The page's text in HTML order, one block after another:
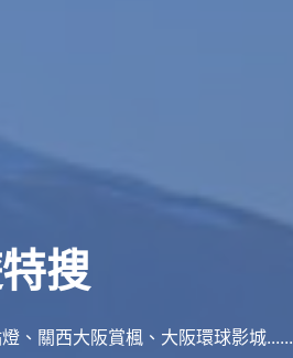
搜
、關西大阪賞楓、大阪環球影城......